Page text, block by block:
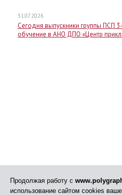
31.07.2026
Сегодня выпускники группы ПСП
обучение в АНО ДПО «Центр
Продолжая работу с
использование сайтом cookies